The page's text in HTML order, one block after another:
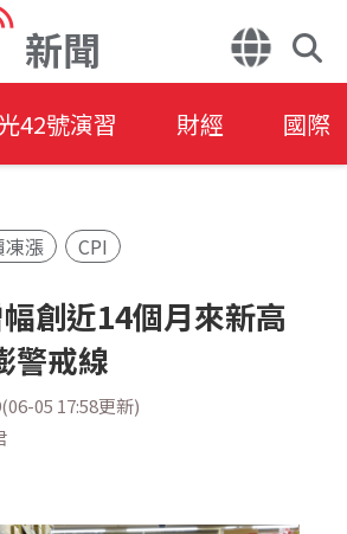
新聞
42號演習 財經 國際
凍漲 CPI
創近14個月來新高
警戒線
05 17:58更新)